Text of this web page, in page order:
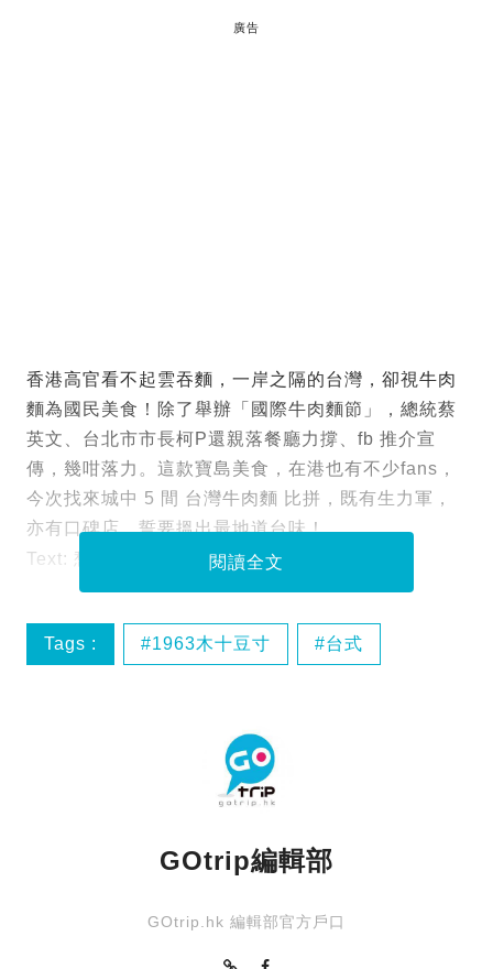
廣告
香港高官看不起雲吞麵，一岸之隔的台灣，卻視牛肉
麵為國民美食！除了舉辦「國際牛肉麵節」，總統蔡
英文、台北市市長柯P還親落餐廳力撐、fb 推介宣
傳，幾咁落力。這款寶島美食，在港也有不少fans，
今次找來城中 5 間 台灣牛肉麵 比拼，既有生力軍，
亦有口碑店，誓要搵出最地道台味！
Text: 愁
閱讀全文
Tags : 1963木十豆寸 台式
GOtrip編輯部
GOtrip.hk 編輯部官方戶口